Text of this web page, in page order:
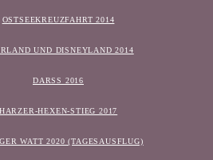
OSTSEEKREUZFAHRT 2014
UND DISNEYLAND 2014
DARSS 2016
HARZER-HEXEN-STIEG 2017
WATT 2020 (TAGESAUSFLUG)